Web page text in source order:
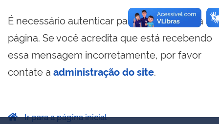
É necessário autenticar para visualizar essa
página. Se você acredita que está recebendo
essa mensagem incorretamente, por favor
contate a administração do site.
Ir para a página inicial